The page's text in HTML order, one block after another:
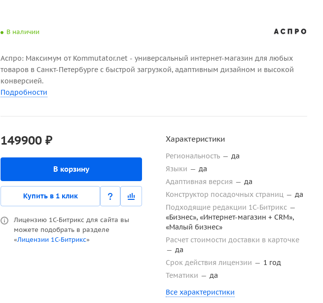
В наличии
Аспро: Максимум от Kommutator.net - универсальный интернет-магазин для любых
товаров в Санкт-Петербурге с быстрой загрузкой, адаптивным дизайном и высокой
конверсией.
Подробности
149900 ₽
В корзину
Купить в 1 клик
Лицензию 1С-Битрикс для сайта вы
можете подобрать в разделе
«Лицензии 1С-Битрикс»
Характеристики
Региональность — да
Языки — да
Адаптивная версия — да
Конструктор посадочных страниц — да
Подходящие редакции 1С-Битрикс —
«Бизнес», «Интернет-магазин + CRM»,
«Малый бизнес»
Расчет стоимости доставки в карточке
— да
Срок действия лицензии — 1 год
Тематики — да
Все характеристики